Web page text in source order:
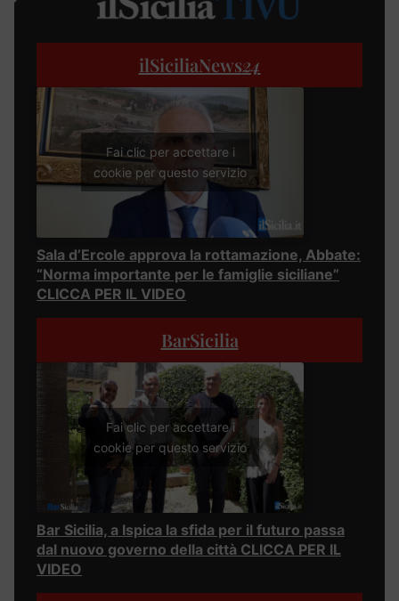
ilSiciliaNews24
Fai clic per accettare i
cookie per questo servizio
Sala d’Ercole approva la rottamazione, Abbate:
“Norma importante per le famiglie siciliane”
CLICCA PER IL VIDEO
BarSicilia
Fai clic per accettare i
cookie per questo servizio
Bar Sicilia, a Ispica la sfida per il futuro passa
dal nuovo governo della città CLICCA PER IL
VIDEO